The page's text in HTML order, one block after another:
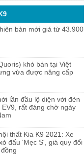
bản mới giá từ 43.900
khó bán tại Việt
vừa được nâng cấp
lần đầu lộ diện với đèn
EV9, rất đáng chờ ngày
thất Kia K9 2021: Xe
đấu 'Mẹc S', giá quy đổi